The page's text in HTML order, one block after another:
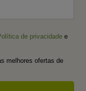
de privacidade e
melhores ofertas de